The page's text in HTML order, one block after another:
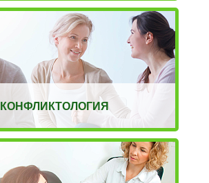
КОНФЛИКТОЛОГИЯ